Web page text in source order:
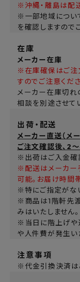
※沖縄・離島は配
※一部地域につい
を確認しますので
在庫
メーカー在庫
※在庫確保はご注
すのでご注意くださ
メーカー在庫切れ
相談を別途させて
出荷・配送
メーカー直送（メ
ご注文確認後、2
※出荷はご入金確
※配送はメーカー
可能。お届け時間
※特にご指定がな
※商品は1階軒先
みはいたしません。
※当日に階上げや
や人件費が発生い
注意事項
※代金引換決済は